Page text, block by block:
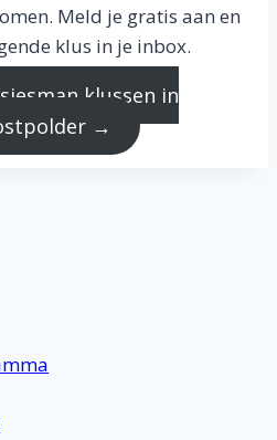
Meld je gratis aan en
klus in je inbox.
klussen in
→